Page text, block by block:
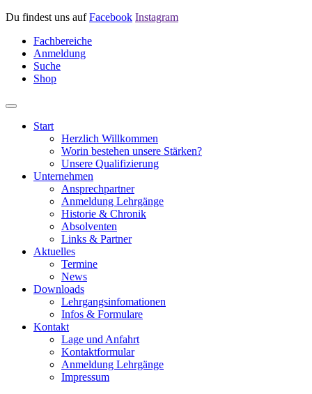
Du findest uns aufFacebook Instagram
Fachbereiche
Anmeldung
Suche
Shop
Start
Herzlich Willkommen
Worin bestehen unsere Stärken?
Unsere Qualifizierung
Unternehmen
Ansprechpartner
Anmeldung Lehrgänge
Historie & Chronik
Absolventen
Links & Partner
Aktuelles
Termine
News
Downloads
Lehrgangsinfomationen
Infos & Formulare
Kontakt
Lage und Anfahrt
Kontaktformular
Anmeldung Lehrgänge
Impressum